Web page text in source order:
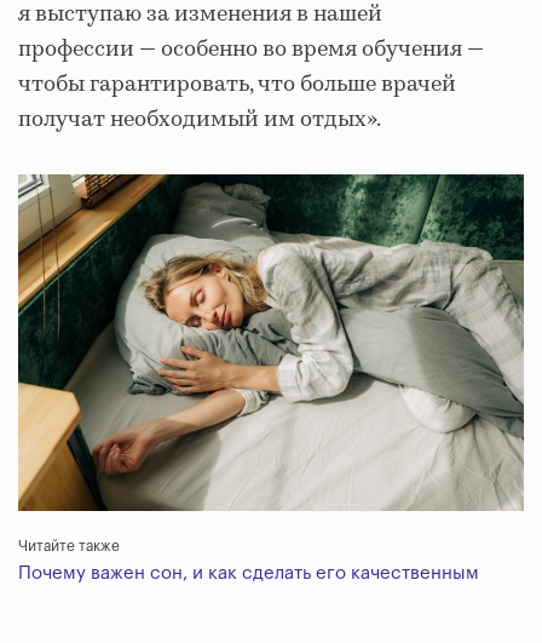
я выступаю за изменения в нашей
профессии — особенно во время обучения —
чтобы гарантировать, что больше врачей
получат необходимый им отдых».
Читайте также
Почему важен сон, и как сделать его качественным